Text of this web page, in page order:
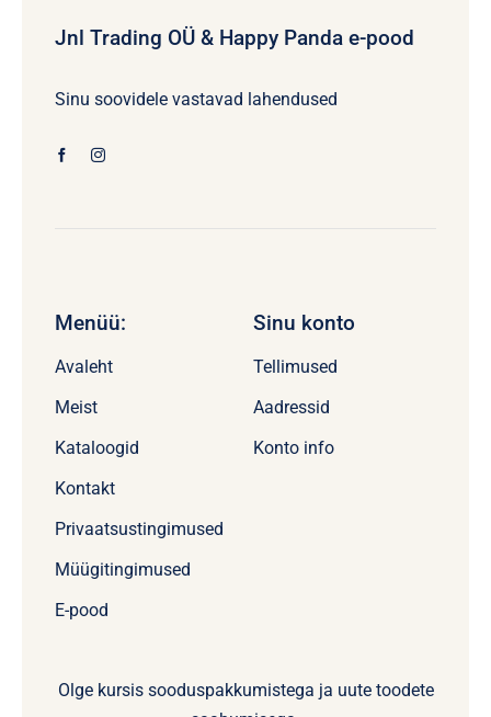
Jnl Trading OÜ & Happy Panda e-pood
Sinu soovidele vastavad lahendused
Menüü:
Avaleht
Meist
Kataloogid
Kontakt
Privaatsustingimused
Müügitingimused
E-pood
Sinu konto
Tellimused
Aadressid
Konto info
Olge kursis sooduspakkumistega ja uute toodete